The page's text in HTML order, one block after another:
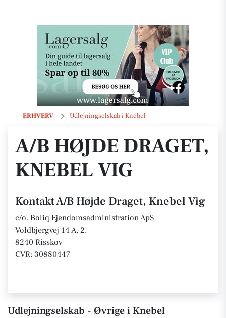
ERHVERV Udlejningselskab i Knebel
A/B Højde Draget, Knebel Vig
A/B HØJDE DRAGET,
KNEBEL VIG
Kontakt A/B Højde Draget, Knebel Vig
c/o. Boliq Ejendomsadministration ApS
Voldbjergvej 14 A, 2.
8240 Risskov
CVR: 30880447
Udlejningselskab - Øvrige i Knebel